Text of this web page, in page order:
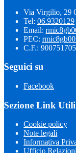
Via Virgilio, 29
Tel: 06.9320129
Email:
PEC:
C.F.:
Seguici su
Facebook
Sezione Link Utili
Cookie policy
Note legali
Informativa
Ufficio